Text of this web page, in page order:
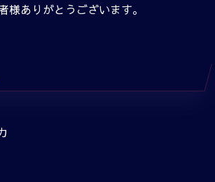
様ありがとうございます。